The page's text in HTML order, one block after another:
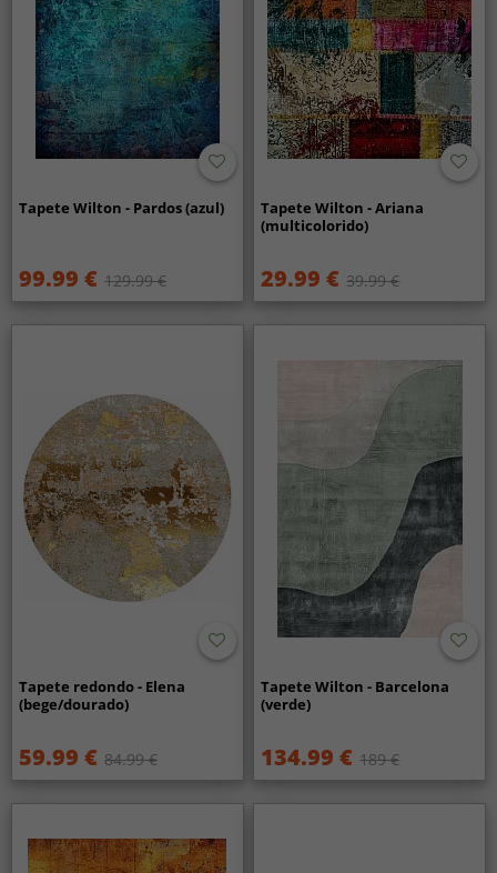
Tapete Wilton - Pardos (azul)
99.99 € 129.99 €
Tapete Wilton - Ariana
(multicolorido)
29.99 € 39.99 €
Tapete redondo - Elena
(bege/dourado)
59.99 € 84.99 €
Tapete Wilton - Barcelona
(verde)
134.99 € 189 €